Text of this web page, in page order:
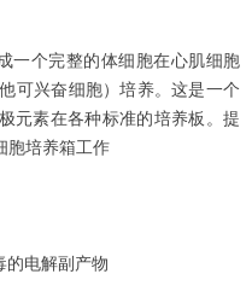
一个完整的体细胞在心肌细胞
可兴奋细胞）培养。这是一个
元素在各种标准的培养板。提
胞培养箱工作
的电解副产物